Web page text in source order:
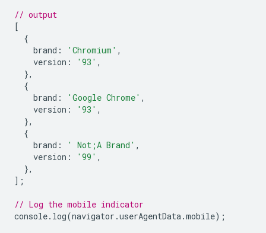
// output
[
{
brand : 'Chromium' ,
version : '93' ,
},
{
brand : 'Google Chrome' ,
version : '93' ,
},
{
brand : ' Not;A Brand' ,
version : '99' ,
},
];
// Log the mobile indicator
console. log(navigator .userAgentData.mobile);